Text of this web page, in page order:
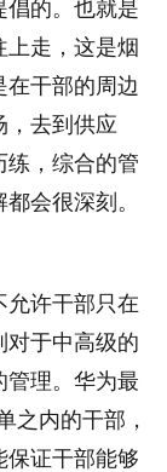
倡的。也就是
走，这是烟
在干部的周边
，去到供应
练，综合的管
会很深刻。
许干部只在
对于中高级的
管理。华为最
之内的干部，
保证干部能够